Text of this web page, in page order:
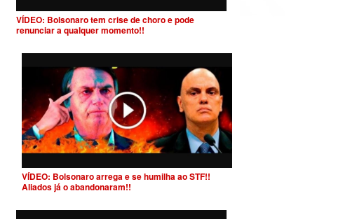
VÍDEO: Bolsonaro tem crise de choro e pode
renunciar a qualquer momento!!
VÍDEO: Bolsonaro arrega e se humilha ao STF!!
Aliados já o abandonaram!!